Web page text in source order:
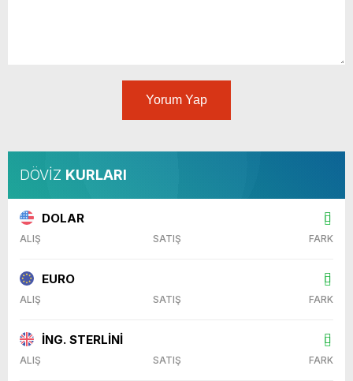
Yorum Yap
DÖVİZ KURLARI
DOLAR
ALIŞ SATIŞ FARK
EURO
ALIŞ SATIŞ FARK
İNG. STERLİNİ
ALIŞ SATIŞ FARK